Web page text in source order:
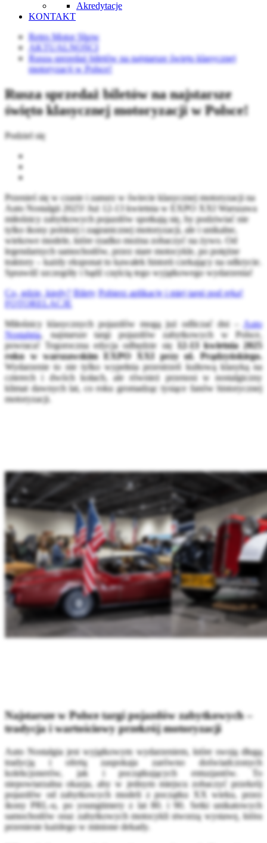
Akredytacje
KONTAKT
Retro Motor Show
AKTUALNOŚCI
Rusza sprzedaż biletów na najstarsze święto klasycznej
motoryzacji w Polsce!
Rusza sprzedaż biletów na najstarsze
święto klasycznej motoryzacji w Polsce!
Podziel się
Przenieś się w czasie i zanurz w świecie klasycznej motoryzacji na
Auto Nostalgii 2025! Już 12-13 kwietnia w EXPO XXI Warszawa
miłośnicy zabytkowych pojazdów spotkają się, by podziwiać nie
tylko ikony polskiej i zagranicznej motoryzacji, ale i unikalne,
wiekowe modele, które rzadko można zobaczyć na żywo. Od
legendarnych samochodów, przez stare motocykle, po potężne
traktory – każdy eksponat to kawałek historii czekający na odkrycie.
Sprawdź szczegóły i bądź częścią tego wyjątkowego wydarzenia!
Co, gdzie, kiedy? Bilety Pobierz aplikację i miej targi pod ręką!
FOTORELACJE
Miłośnicy klasycznych pojazdów mogą już odliczać dni – Auto
Nostalgia, najstarsze targi pojazdów zabytkowych w Polsce,
powraca! Tegoroczna edycja odbędzie się 12-13 kwietnia 2025
roku w warszawskim EXPO XXI przy ul. Prądzyńskiego.
Wydarzenie to nie tylko wypełnia przestrzeń kultową klasyką na
czterech i dwóch kołach, ale również przenosi w nostalgiczny
klimat dawnych lat, co roku gromadząc tysiące fanów historycznej
motoryzacji.
Najstarsze w Polsce targi pojazdów zabytkowych –
tradycja i wartościowy przekrój motoryzacji
Auto Nostalgia jest wyjątkowym wydarzeniem, które swoją długą
tradycją i ofertą zaspokaja zarówno doświadczonych
kolekcjonerów, jak i początkujących entuzjastów. To
niepowtarzalna okazja, aby w jednym miejscu zobaczyć przekrój
pojazdów od zabytkowych modeli z początku XX wieku, przez
ikony PRL-u, po youngtimery z lat 80. i 90. Setki unikatowych
samochodów oraz zabytkowych motocykli stworzą wystawę, która
przeniesie każdego w minione dekady.